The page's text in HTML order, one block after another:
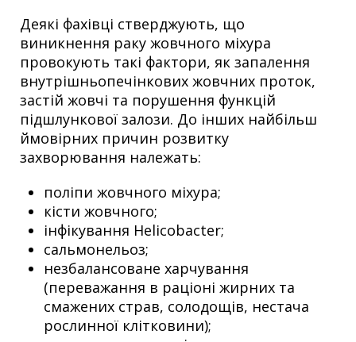
Деякі фахівці стверджують, що
виникнення раку жовчного міхура
провокують такі фактори, як запалення
внутрішньопечінкових жовчних проток,
застій жовчі та порушення функцій
підшлункової залози. До інших найбільш
ймовірних причин розвитку
захворювання належать:
поліпи жовчного міхура;
кісти жовчного;
інфікування Helicobacter;
сальмонельоз;
незбалансоване харчування
(переважання в раціоні жирних та
смажених страв, солодощів, нестача
рослинної клітковини);